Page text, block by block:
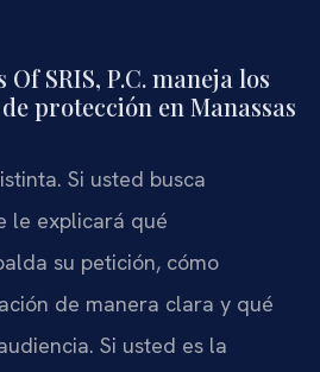
SRIS, P.C. maneja los
protección en Manassas
Si usted busca
le explicará qué
su petición, cómo
de manera clara y qué
Si usted es la